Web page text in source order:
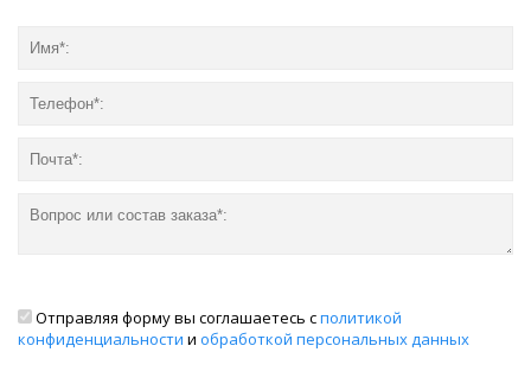
Отправляя форму вы соглашаетесь сполитикой
конфиденциальности и обработкой персональных данных